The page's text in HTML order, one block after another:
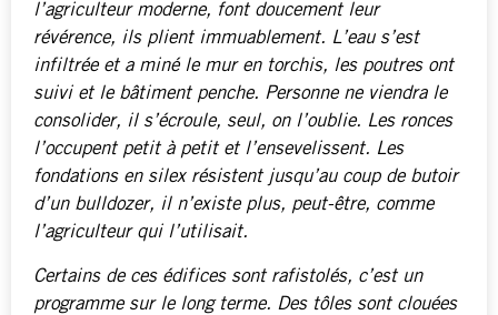
l’agriculteur moderne, font doucement leur
révérence, ils plient immuablement. L’eau s’est
infiltrée et a miné le mur en torchis, les poutres ont
suivi et le bâtiment penche. Personne ne viendra le
consolider, il s’écroule, seul, on l’oublie. Les ronces
l’occupent petit à petit et l’ensevelissent. Les
fondations en silex résistent jusqu’au coup de butoir
d’un bulldozer, il n’existe plus, peut-être, comme
l’agriculteur qui l’utilisait.
Certains de ces édifices sont rafistolés, c’est un
programme sur le long terme. Des tôles sont clouées